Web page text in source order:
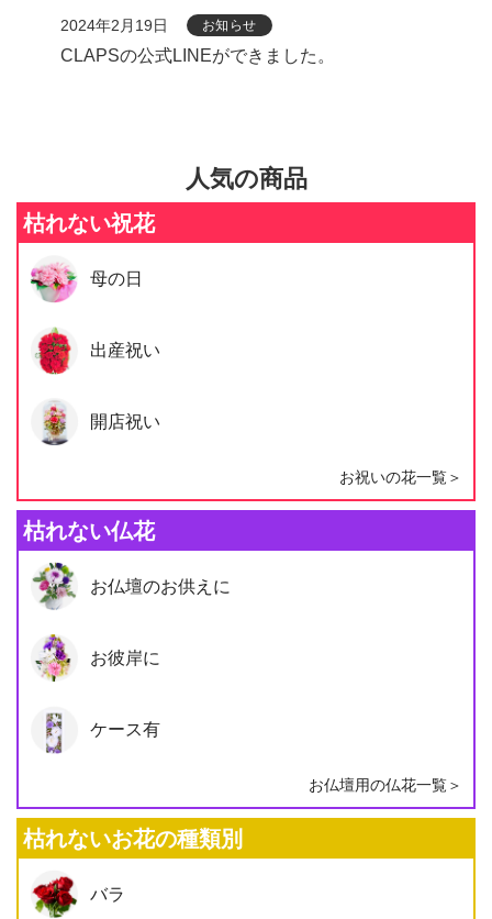
2024年2月19日 お知らせ
CLAPSの公式LINEができました。
人気の商品
枯れない祝花
母の日
出産祝い
開店祝い
お祝いの花一覧＞
枯れない仏花
お仏壇のお供えに
お彼岸に
ケース有
お仏壇用の仏花一覧＞
枯れないお花の種類別
バラ